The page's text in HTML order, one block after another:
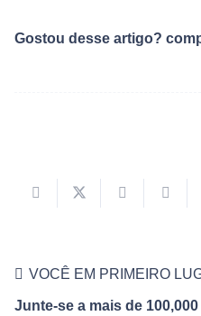
Gostou desse artigo?
VOCÊ EM PRIMEIRO
Junte-se a mais de